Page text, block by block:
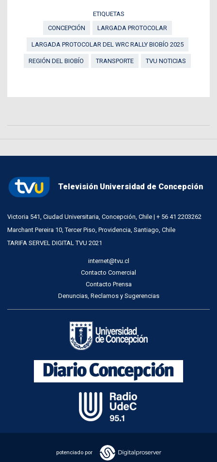
ETIQUETAS
CONCEPCIÓN
LARGADA PROTOCOLAR
LARGADA PROTOCOLAR DEL WRC RALLY BIOBÍO 2025
REGIÓN DEL BIOBÍO TRANSPORTE TVU NOTICIAS
Televisión Universidad de Concepción
Victoria 541, Ciudad Universitaria, Concepción, Chile | + 56 41 2203262
Marchant Pereira 10, Tercer Piso, Providencia, Santiago, Chile
TARIFA SERVEL DIGITAL TVU 2021
internet@tvu.cl
Contacto Comercial
Contacto Prensa
Denuncias, Reclamos y Sugerencias
potenciado por